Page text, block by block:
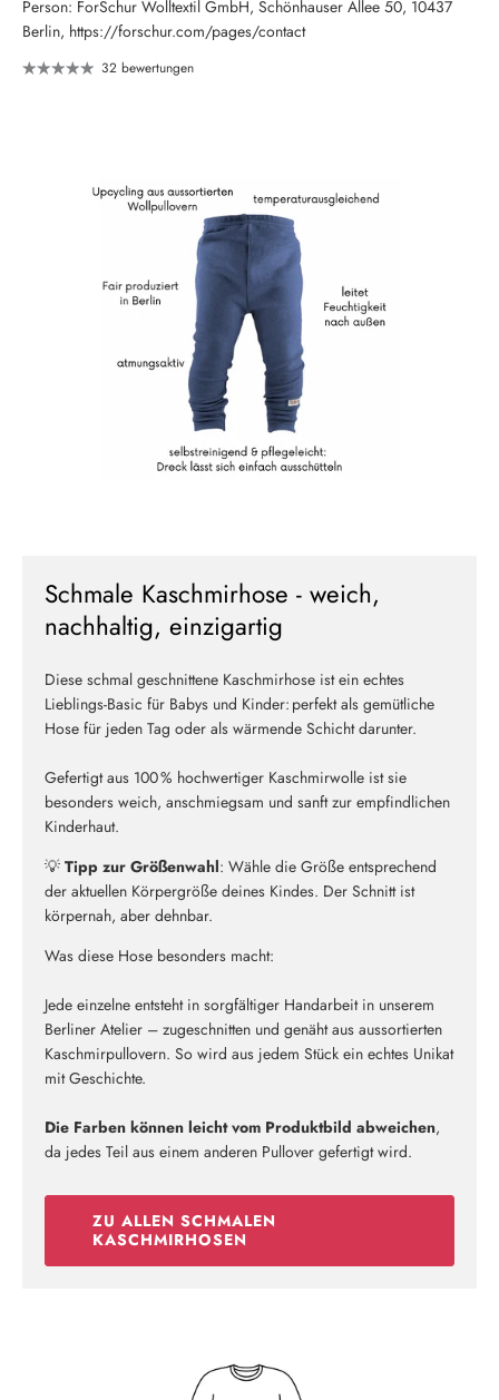
Person: ForSchur Wolltextil GmbH, Schönhauser Allee 50, 10437
Berlin, https://forschur.com/pages/contact
32 bewertungen
Schmale Kaschmirhose - weich,
nachhaltig, einzigartig
Diese schmal geschnittene Kaschmirhose ist ein echtes
Lieblings-Basic für Babys und Kinder: perfekt als gemütliche
Hose für jeden Tag oder als wärmende Schicht darunter.
Gefertigt aus 100 % hochwertiger Kaschmirwolle ist sie
besonders weich, anschmiegsam und sanft zur empfindlichen
Kinderhaut.
💡 Tipp zur Größenwahl: Wähle die Größe entsprechend
der aktuellen Körpergröße deines Kindes. Der Schnitt ist
körpernah, aber dehnbar.
Was diese Hose besonders macht:
Jede einzelne entsteht in sorgfältiger Handarbeit in unserem
Berliner Atelier – zugeschnitten und genäht aus aussortierten
Kaschmirpullovern. So wird aus jedem Stück ein echtes Unikat
mit Geschichte.
Die Farben können leicht vom Produktbild abweichen,
da jedes Teil aus einem anderen Pullover gefertigt wird.
ZU ALLEN SCHMALEN
KASCHMIRHOSEN